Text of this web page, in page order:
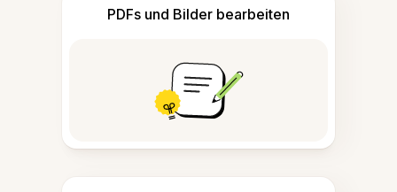
PDFs und Bilder bearbeiten